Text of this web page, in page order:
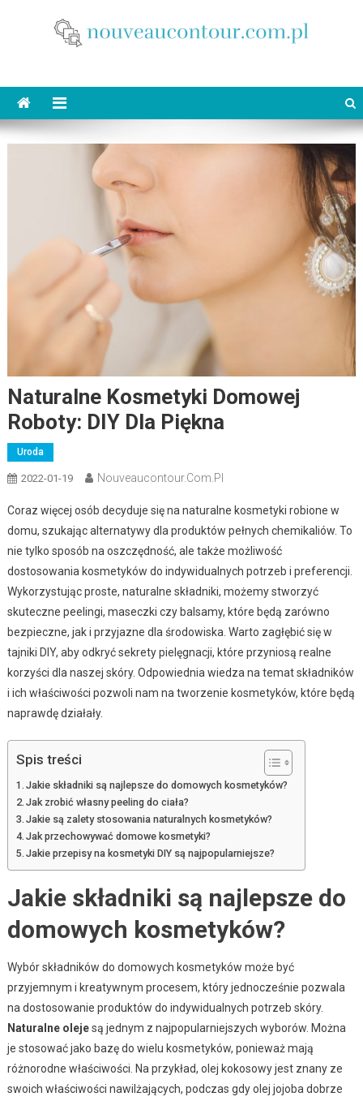
Naturalne Kosmetyki Domowej
Roboty: DIY Dla Piękna
Uroda
2022-01-19 Nouveaucontour.com.pl
Coraz więcej osób decyduje się na naturalne kosmetyki robione w
domu, szukając alternatywy dla produktów pełnych chemikaliów. To
nie tylko sposób na oszczędność, ale także możliwość
dostosowania kosmetyków do indywidualnych potrzeb i preferencji.
Wykorzystując proste, naturalne składniki, możemy stworzyć
skuteczne peelingi, maseczki czy balsamy, które będą zarówno
bezpieczne, jak i przyjazne dla środowiska. Warto zagłębić się w
tajniki DIY, aby odkryć sekrety pielęgnacji, które przyniosą realne
korzyści dla naszej skóry. Odpowiednia wiedza na temat składników
i ich właściwości pozwoli nam na tworzenie kosmetyków, które będą
naprawdę działały.
Spis treści
Jakie składniki są najlepsze do domowych kosmetyków?
Jak zrobić własny peeling do ciała?
Jakie są zalety stosowania naturalnych kosmetyków?
Jak przechowywać domowe kosmetyki?
Jakie przepisy na kosmetyki DIY są najpopularniejsze?
Jakie składniki są najlepsze do
domowych kosmetyków?
Wybór składników do domowych kosmetyków może być
przyjemnym i kreatywnym procesem, który jednocześnie pozwala
na dostosowanie produktów do indywidualnych potrzeb skóry.
Naturalne olejesą jednym z najpopularniejszych wyborów. Można
je stosować jako bazę do wielu kosmetyków, ponieważ mają
różnorodne właściwości. Na przykład, olej kokosowy jest znany ze
swoich właściwości nawilżających, podczas gdy olej jojoba dobrze